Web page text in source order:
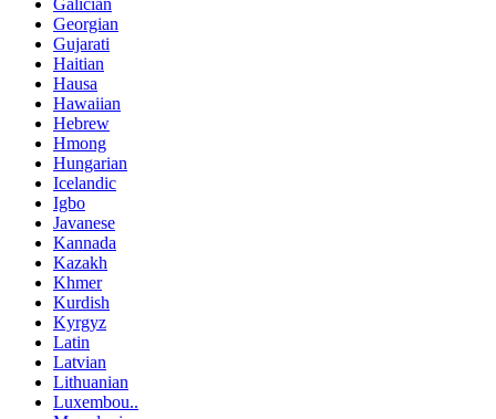
Galician
Georgian
Gujarati
Haitian
Hausa
Hawaiian
Hebrew
Hmong
Hungarian
Icelandic
Igbo
Javanese
Kannada
Kazakh
Khmer
Kurdish
Kyrgyz
Latin
Latvian
Lithuanian
Luxembou..